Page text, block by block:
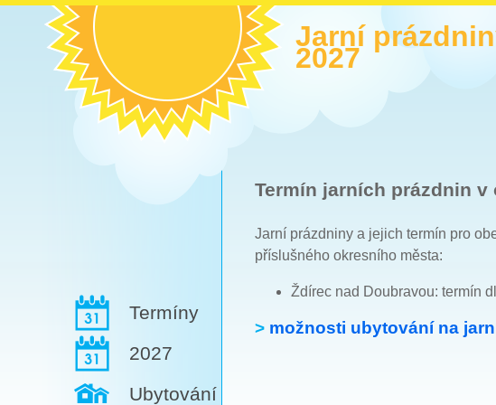
Jarní
2027
Termíny
2027
Ubytování
Termín jarních prázdnin v
Jarní prázdniny a jejich termín pro
příslušného okresního města:
Ždírec nad Doubravou: termín
> možnosti ubytování na